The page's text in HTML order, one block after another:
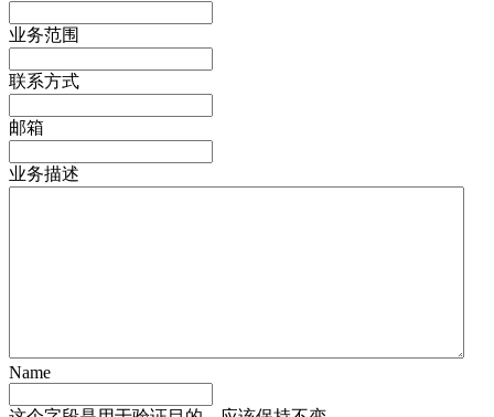
业务范围
联系方式
邮箱
业务描述
Name